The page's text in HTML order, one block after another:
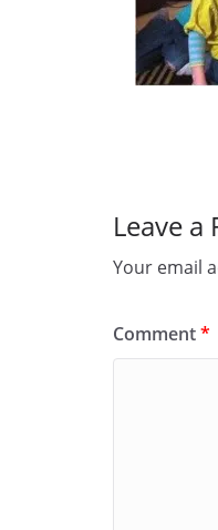
Leave a
Your email
Comment*